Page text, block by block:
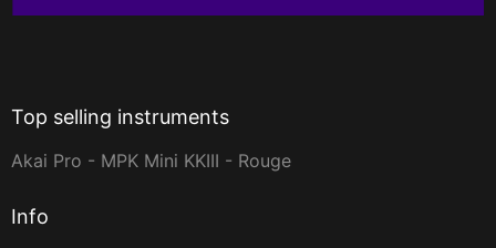
Top selling instruments
Akai Pro - MPK Mini KKIII - Rouge
Info